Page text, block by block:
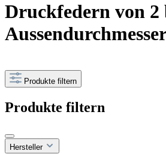
Druckfedern von 2
Produkte filtern
Produkte filtern
Hersteller